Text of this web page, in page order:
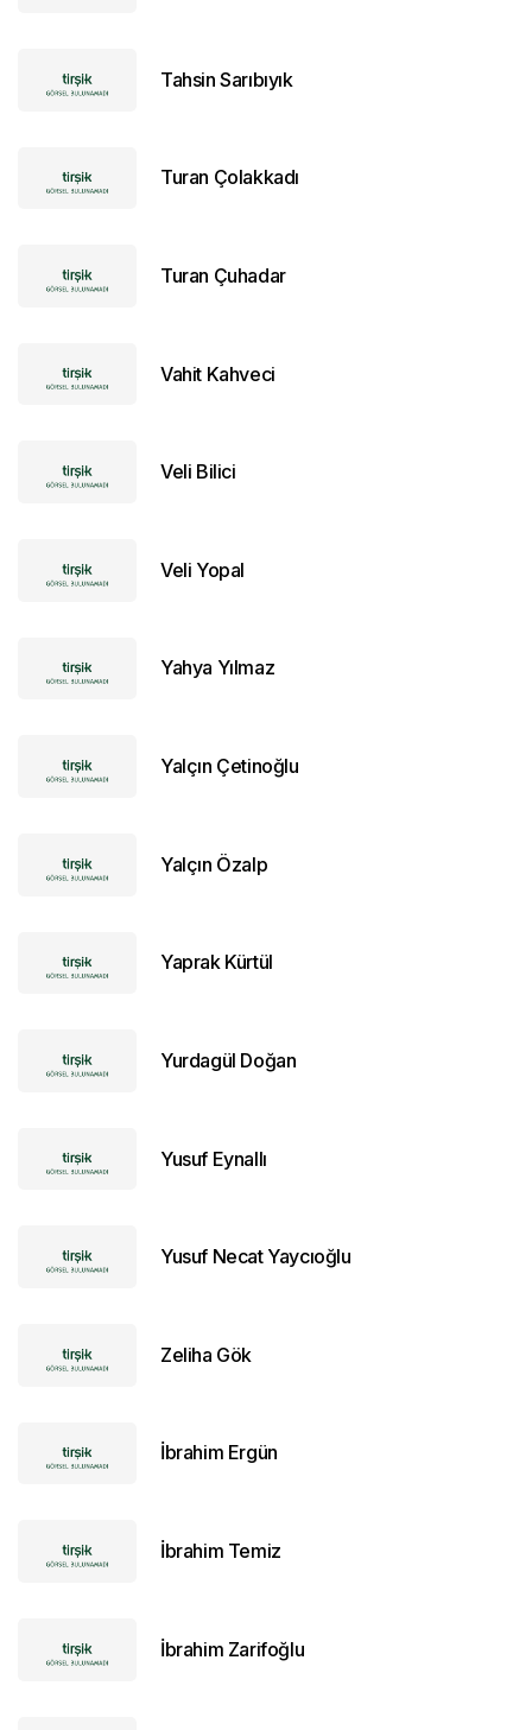
Tahsin Sarıbıyık
Turan Çolakkadı
Turan Çuhadar
Vahit Kahveci
Veli Bilici
Veli Yopal
Yahya Yılmaz
Yalçın Çetinoğlu
Yalçın Özalp
Yaprak Kürtül
Yurdagül Doğan
Yusuf Eynallı
Yusuf Necat Yaycıoğlu
Zeliha Gök
İbrahim Ergün
İbrahim Temiz
İbrahim Zarifoğlu